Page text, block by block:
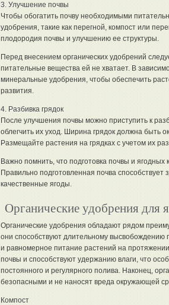
3. Улучшение почвы
Чтобы обогатить почву необходимыми
удобрения, такие как перегной, компост или
плодородия почвы и улучшению ее структуры.
Перед внесением органических удобрений
питательные вещества ей не хватает. В
минеральные удобрения, чтобы обеспечить
развития.
4. Разбивка грядок
После улучшения почвы можно приступить к
облегчить их уход. Ширина грядок должна быть
Размещайте растения на грядках с учетом их
Важно помнить, что подготовка почвы и
Правильно подготовленная почва
качественные ягоды.
Органические удобрения для
Органические удобрения обладают рядом
они способствуют длительному высвобождению
и равномерное питание растений на
почвы и способствуют удержанию влаги, что
постоянного и регулярного полива. Наконец,
безопасными и не наносят вреда окружающей
Компост